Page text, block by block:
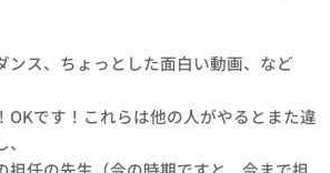
ンス、ちょっとした面白い動画、など
OKです！これらは他の人がやるとまた違